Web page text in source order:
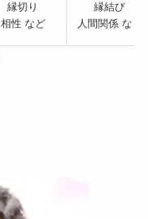
縁切り
相性 など
縁結び
人間関係 など